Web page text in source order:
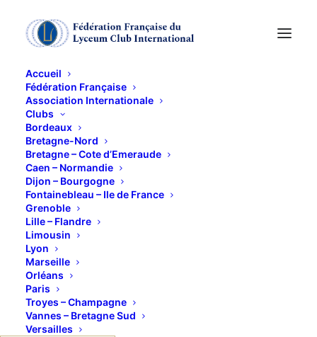
Accueil
Fédération Française
Association Internationale
Clubs
Bordeaux
Bretagne-Nord
Bretagne – Cote d’Emeraude
Caen – Normandie
Dijon – Bourgogne
Fontainebleau – Ile de France
Grenoble
Lille – Flandre
Limousin
Lyon
Marseille
Orléans
Paris
Troyes – Champagne
Vannes – Bretagne Sud
Versailles
La grimace du monde
9 AVRIL 2014
Dessinée » que nous avons